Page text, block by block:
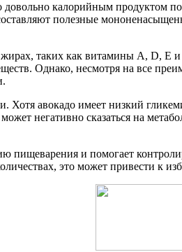
калорийным продуктом
полезные
таких как витамины A, D, E и
Однако, несмотря на все
Хотя авокадо имеет низкий
негативно сказаться на
пищеварения и помогает
это может привести к